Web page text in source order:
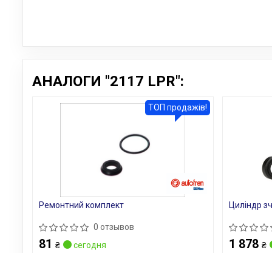
АНАЛОГИ "2117 LPR":
Ремонтний комплект
0 отзывов
81 ₴
сегодня
ТОП продажів!
Циліндр
1 878 ₴